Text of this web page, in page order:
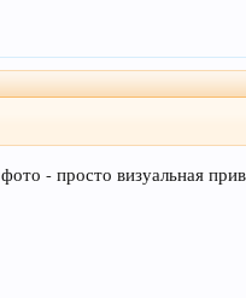
- просто визуальная